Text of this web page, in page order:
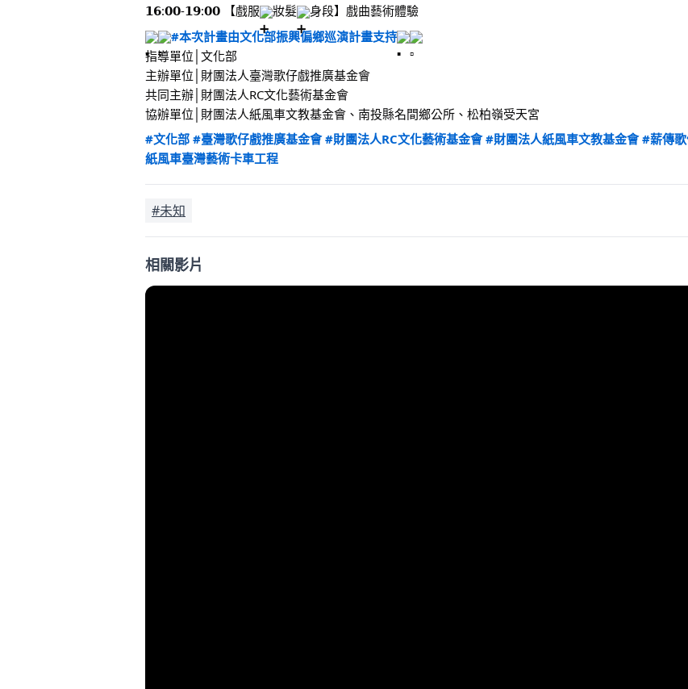
𝟭𝟲:𝟬𝟬-𝟭𝟵:𝟬𝟬 【戲服
妝髮
身段】戲曲藝術體驗
#本次計畫由文化部振興偏鄉巡演計畫支持
指導單位│文化部
主辦單位│財團法人臺灣歌仔戲推廣基金會
共同主辦│財團法人RC文化藝術基金會
協辦單位│財團法人紙風車文教基金會、南投縣名間鄉公所、松柏嶺受天宮
#文化部 #臺灣歌仔戲推廣基金會 #財團法人RC文化藝術基金會 #財團法人紙風車文教基金會 #薪傳
紙風車臺灣藝術卡車工程
#未知
相關影片